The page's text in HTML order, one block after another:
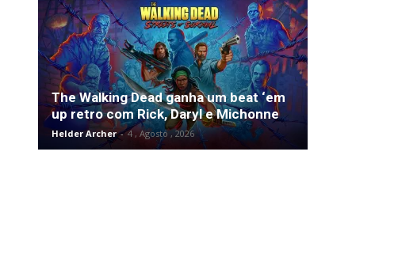
The Walking Dead ganha um beat ‘em
up retro com Rick, Daryl e Michonne
Helder Archer - 4 , Agosto , 2026